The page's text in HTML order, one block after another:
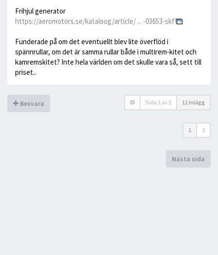
Frihjul generator
https://aeromotors.se/kataloog/article/ ... -03653-skf
Funderade på om det eventuellt blev lite överflöd i
spännrullar, om det är samma rullar både i multirem-kitet och
kamremskitet? Inte hela världen om det skulle vara så, sett till
priset..
Besvara Sida 1 av 2 11 inlägg
1 2
Nästa sida